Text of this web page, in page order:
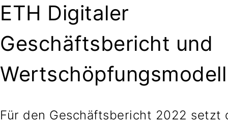
ETH Digitaler
Geschäftsbericht und
Wertschöpfungsmodell
Für den Geschäftsbericht 2022 setzt